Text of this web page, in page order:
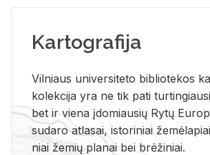
Kartografija
Vil­niaus uni­ver­si­te­to bi­b­lio­te­kos
ko­lek­ci­ja yra ne tik pati
bet ir vie­na įdo­miau­sių Rytų
su­da­ro at­la­sai, is­to­ri­niai
niai že­mių pla­nai bei brė­ži­niai.